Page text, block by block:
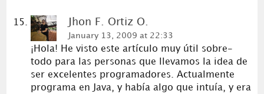
Jhon F. Ortiz O.
January 13, 2009 at 22:33
¡Hola! He visto este artículo muy útil sobre-
todo para las personas que llevamos la idea de
ser excelentes programadores. Actualmente
programa en Java, y había algo que intuía, y era